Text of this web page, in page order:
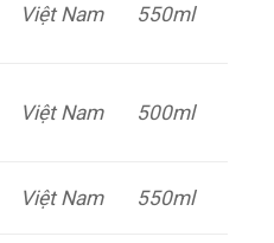
Việt Nam 550ml
Việt Nam 500ml
Việt Nam 550ml